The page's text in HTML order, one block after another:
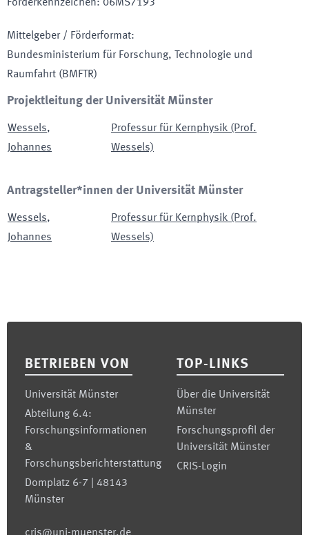
Förderkennzeichen: 06MS7193
Mittelgeber / Förderformat:
Bundesministerium für Forschung, Technologie und
Raumfahrt (BMFTR)
Projektleitung der Universität Münster
Wessels,
Johannes
Professur für Kernphysik (Prof.
Wessels)
Antragsteller*innen der Universität Münster
Wessels,
Johannes
Professur für Kernphysik (Prof.
Wessels)
BETRIEBEN VON
Universität Münster
Abteilung 6.4:
Forschungsinformationen
&
Forschungsberichterstattung
Domplatz 6-7 | 48143
Münster
TOP-LINKS
Über die Universität
Münster
Forschungsprofil der
Universität Münster
CRIS-Login